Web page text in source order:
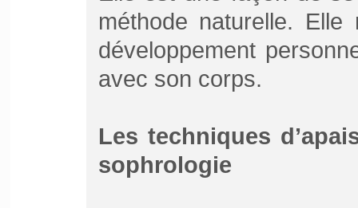
méthode naturelle.
développement
avec son corps.
Les techniques
sophrologie